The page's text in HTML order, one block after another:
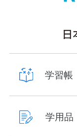
学習帳
学用品